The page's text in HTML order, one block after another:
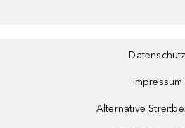
Datenschutz
Impressum
Alternative